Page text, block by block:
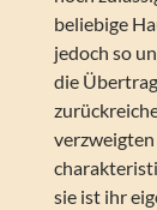
beliebige
jedoch so
die
sie ist ihr